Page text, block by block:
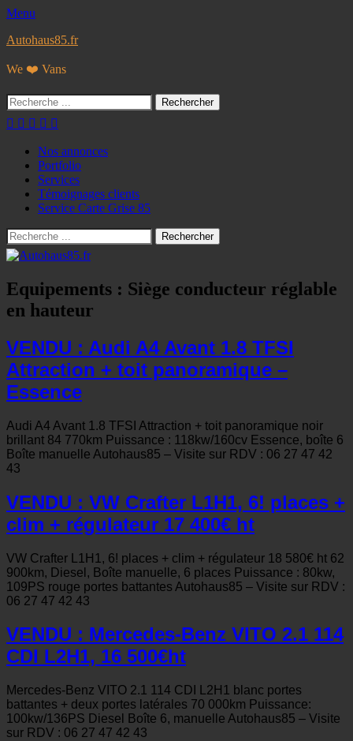
Menu
Autohaus85.fr
We ❤️ Vans
Rechercher :
Facebook
Googleplus
E- Instagram
Menu
principal
Aller
contenu
Nos annonces
Portfolio
Services
Témoignages clients
Service Carte Grise 85
Recherche
Rechercher :
Equipements : Siège conducteur réglable
en hauteur
VENDU : Audi A4 Avant 1.8 TFSI
Attraction + toit panoramique –
Essence
Audi A4 Avant 1.8 TFSI Attraction + toit panoramique noir
brillant 84 770km Puissance : 118kw/160cv Essence, boîte 6
Boîte manuelle Autohaus85 – Visite sur RDV : 06 27 47 42
43
VENDU : VW Crafter L1H1, 6! places +
clim + régulateur 17 400€ ht
VW Crafter L1H1, 6! places + clim + régulateur 18 580€ ht 62
900km, Diesel, Boîte manuelle, 6 places Puissance : 80kw,
109PS rouge portes battantes Autohaus85 – Visite sur RDV :
06 27 47 42 43
VENDU : Mercedes-Benz VITO 2.1 114
CDI L2H1, 16 500€ht
Mercedes-Benz VITO 2.1 114 CDI L2H1 blanc portes
battantes + deux portes latérales 70 000km Puissance:
100kw/136PS Diesel Boîte 6, manuelle Autohaus85 – Visite
sur RDV : 06 27 47 42 43